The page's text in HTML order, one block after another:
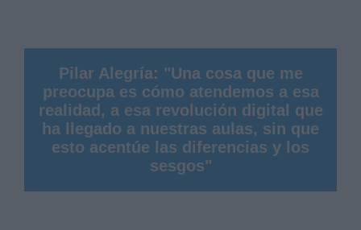
Pilar Alegría: "Una cosa que me
preocupa es cómo atendemos a esa
realidad, a esa revolución digital que
ha llegado a nuestras aulas, sin que
esto acentúe las diferencias y los
sesgos"